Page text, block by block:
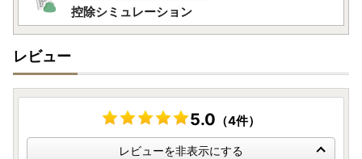
控除シミュレーション
レビュー
5.0 （4件）
レビューを非表示にする